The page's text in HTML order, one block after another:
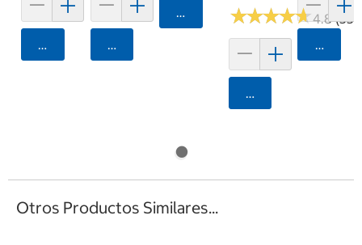
Agregar Agregar
Agregar ★★★★★
★★★★★4.8 (33)
Agregar
Otros Productos Similares...